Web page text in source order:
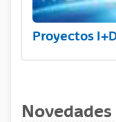
Proyectos